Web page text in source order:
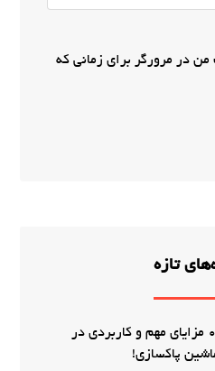
من در مرورگر برای زمانی که
تازه
جدول شوی نیسان 07 مزایای مهم و کاربردی در
پاکسازی!